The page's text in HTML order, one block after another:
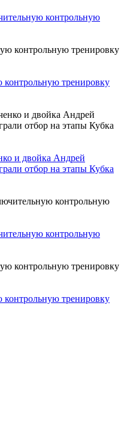
контрольную
тренировку
и двойка Андрей
отбор на этапы Кубка
контрольную
тренировку